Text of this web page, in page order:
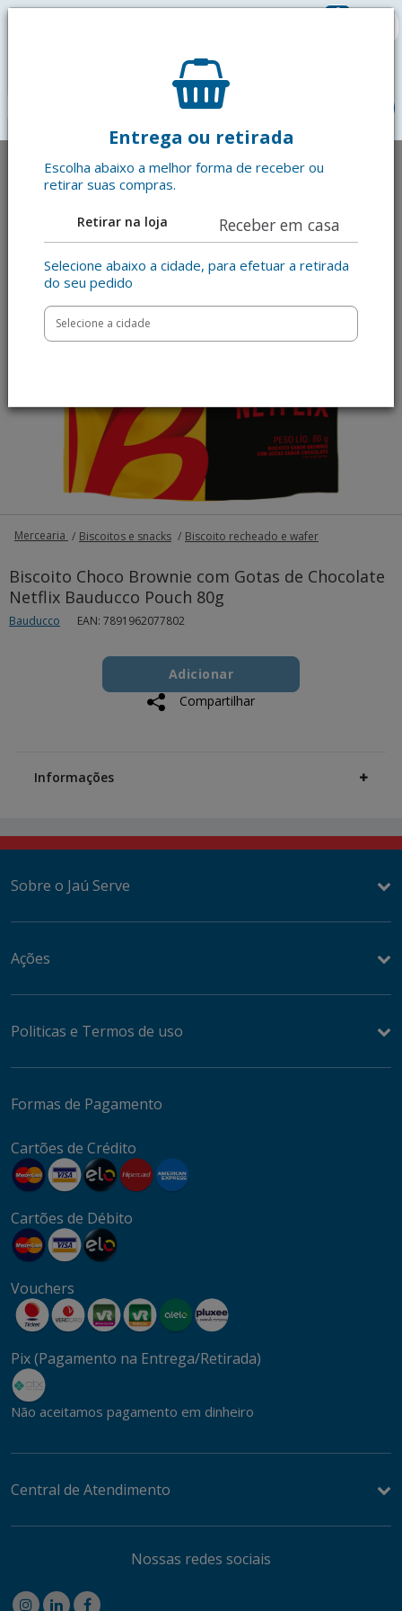
0
Entrega ou retirada
Escolha abaixo a melhor forma de receber ou
retirar suas compras.
Retirar na loja Receber em casa
Selecione abaixo a cidade, para efetuar a retirada
do seu pedido
Mercearia Biscoitos e snacks Biscoito recheado e wafer
Biscoito Choco Brownie com Gotas de Chocolate
Netflix Bauducco Pouch 80g
Bauducco EAN: 7891962077802
to
cart
Product
ActionsAdicionar
Compartilhar
Information
Informações
Sobre o Jaú Serve
Ações
Politicas e Termos de uso
Formas de Pagamento
Cartões de Crédito
Cartões de Débito
Vouchers
Pix (Pagamento na Entrega/Retirada)
Não aceitamos pagamento em dinheiro
Central de Atendimento
Nossas redes sociais